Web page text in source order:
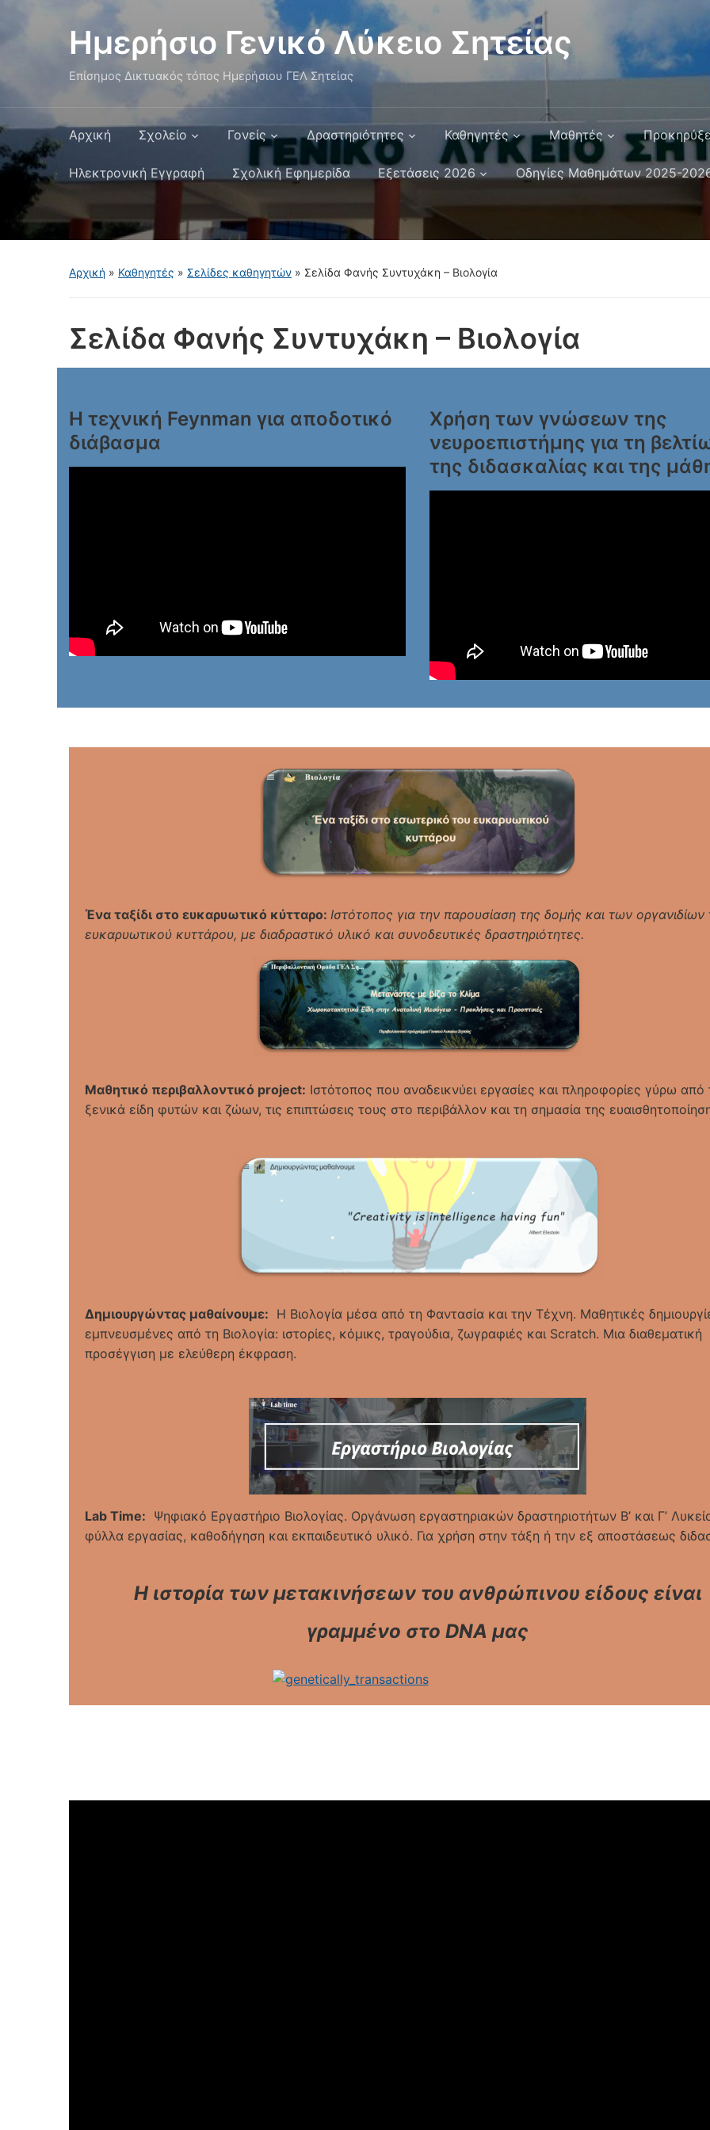
Ημερήσιο Γενικό Λύκειο Σητείας
Επίσημος Δικτυακός τόπος Ημερήσιου ΓΕΛ Σητείας
Αρχική Σχολείο Γονείς Δραστηριότητες Καθηγητές Μαθητές
Ηλεκτρονική Εγγραφή Σχολική Εφημερίδα Εξετάσεις 2026 Οδηγίες Μαθημάτων 2025-
Αρχική » Καθηγητές » Σελίδες καθηγητών » Σελίδα Φανής Συντυχάκη – Βιολογία
Σελίδα Φανής Συντυχάκη – Βιολογία
Η τεχνική Feynman για αποδοτικό
διάβασμα
Χρήση των γνώσεων της
νευροεπιστήμης για τη
της διδασκαλίας και της
Ένα ταξίδι στο ευκαρυωτικό κύτταρο: Ιστότοπος για την παρουσίαση της δομής και των οργανιδίων
ευκαρυωτικού κυττάρου, με διαδραστικό υλικό και συνοδευτικές δραστηριότητες.
Μαθητικό περιβαλλοντικό project: Ιστότοπος που αναδεικνύει εργασίες και πληροφορίες γύρω από
ξενικά είδη φυτών και ζώων, τις επιπτώσεις τους στο περιβάλλον και τη σημασία της
Δημιουργώντας μαθαίνουμε: Η Βιολογία μέσα από τη Φαντασία και την Τέχνη. Μαθητικές
εμπνευσμένες από τη Βιολογία: ιστορίες, κόμικς, τραγούδια, ζωγραφιές και Scratch. Μια διαθεματική
προσέγγιση με ελεύθερη έκφραση.
Lab Time: Ψηφιακό Εργαστήριο Βιολογίας. Οργάνωση εργαστηριακών δραστηριοτήτων Β’ και Γ’
φύλλα εργασίας, καθοδήγηση και εκπαιδευτικό υλικό. Για χρήση στην τάξη ή την εξ αποστάσεως
Η ιστορία των μετακινήσεων του ανθρώπινου είδους είναι
γραμμένο στο DNA μας